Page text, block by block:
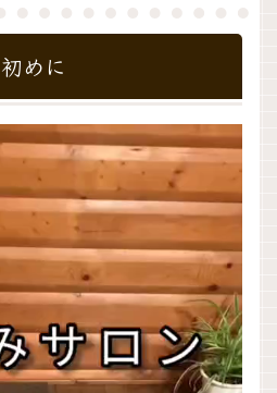
初めに